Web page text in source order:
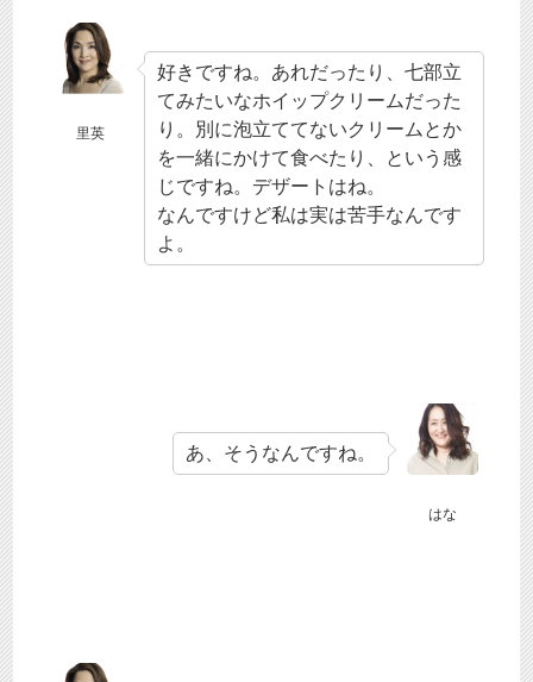
里英
好きですね。あれだったり、七部立
てみたいなホイップクリームだった
り。別に泡立ててないクリームとか
を一緒にかけて食べたり、という感
じですね。デザートはね。
なんですけど私は実は苦手なんです
よ。
はな
あ、そうなんですね。